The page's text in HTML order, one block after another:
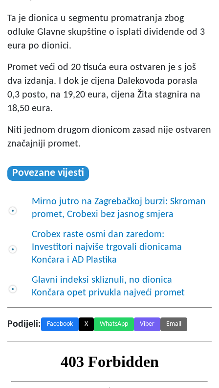
Ta je dionica u segmentu promatranja zbog
odluke Glavne skupštine o isplati dividende od 3
eura po dionici.
Promet veći od 20 tisuća eura ostvaren je s još
dva izdanja. I dok je cijena Dalekovoda porasla
0,3 posto, na 19,20 eura, cijena Žita stagnira na
18,50 eura.
Niti jednom drugom dionicom zasad nije ostvaren
značajniji promet.
Povezane vijesti
Mirno jutro na Zagrebačkoj burzi: Skroman
promet, Crobexi bez jasnog smjera
Crobex raste osmi dan zaredom:
Investitori najviše trgovali dionicama
Končara i AD Plastika
Glavni indeksi skliznuli, no dionica
Končara opet privukla najveći promet
Podijeli: Facebook X WhatsApp Viber Email